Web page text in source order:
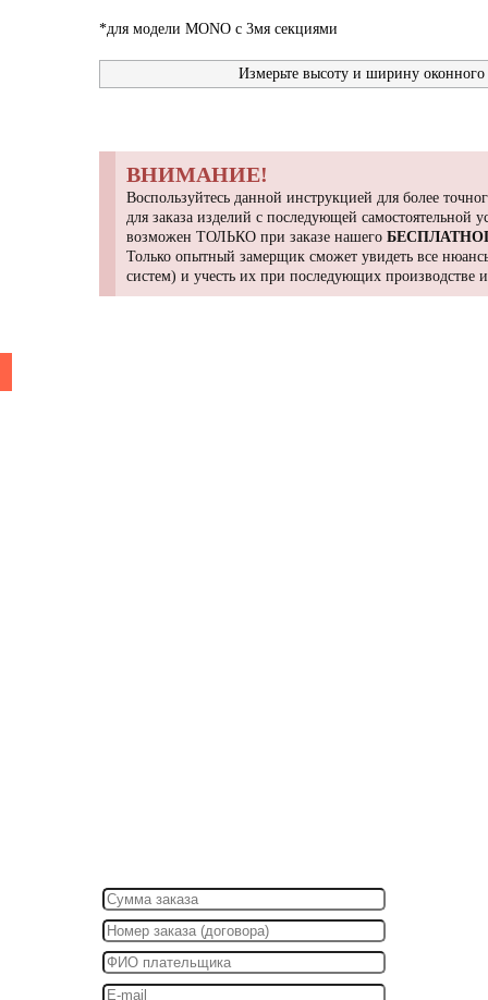
*для модели MONO с 3мя секциями
Измерьте высоту и ширину оконного
ВНИМАНИЕ!
Воспользуйтесь данной инструкцией для более
для заказа изделий с последующей
возможен ТОЛЬКО при заказе нашего
Только опытный замерщик сможет увидеть все
систем) и учесть их при последующих производстве